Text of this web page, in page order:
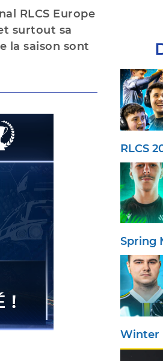
RLCS Europe
surtout sa
la saison sont
RLCS
Spring
Winter